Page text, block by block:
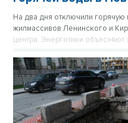
На два дня отключили горячую
жилмассивов Ленинского и
центра. Энергетики